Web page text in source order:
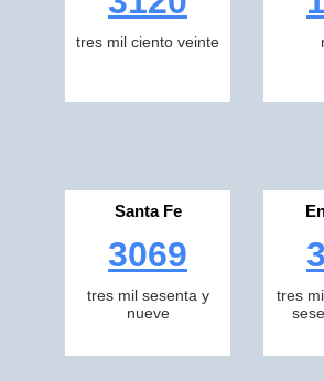
tres mil ciento veinte
Santa Fe
3069
tres mil sesenta y
nueve
tres